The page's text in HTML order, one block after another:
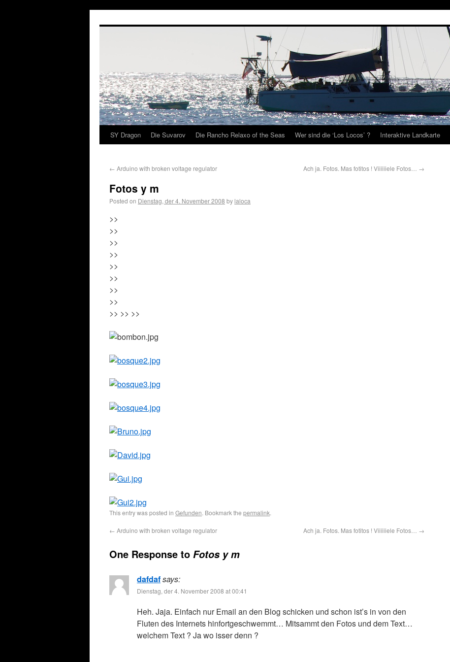
SY Dragon Die Suvarov Die Rancho Relaxo of the Seas Wer sind die ‘Los Locos’ ? Interaktive Landkarte
← Arduino with broken voltage regulator Ach ja. Fotos. Mas fotitos ! Viiiiiiele Fotos… →
Fotos y m
Posted on Dienstag, der 4. November 2008 by laloca
>>
>>
>>
>>
>>
>>
>>
>>
>> >> >>
This entry was posted in Gefunden. Bookmark the permalink.
← Arduino with broken voltage regulator Ach ja. Fotos. Mas fotitos ! Viiiiiiele Fotos… →
One Response to Fotos y m
dafdafsays:
Dienstag, der 4. November 2008 at 00:41
Heh. Jaja. Einfach nur Email an den Blog schicken und schon ist’s in von den
Fluten des Internets hinfortgeschwemmt… Mitsammt den Fotos und dem Text…
welchem Text ? Ja wo isser denn ?